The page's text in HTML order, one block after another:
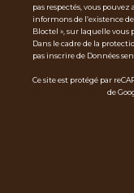
pas respectés, vous
informons de l’existence
Bloctel », sur laquelle vous
Dans le cadre de la
pas inscrire de Données
Ce site est protégé par
de